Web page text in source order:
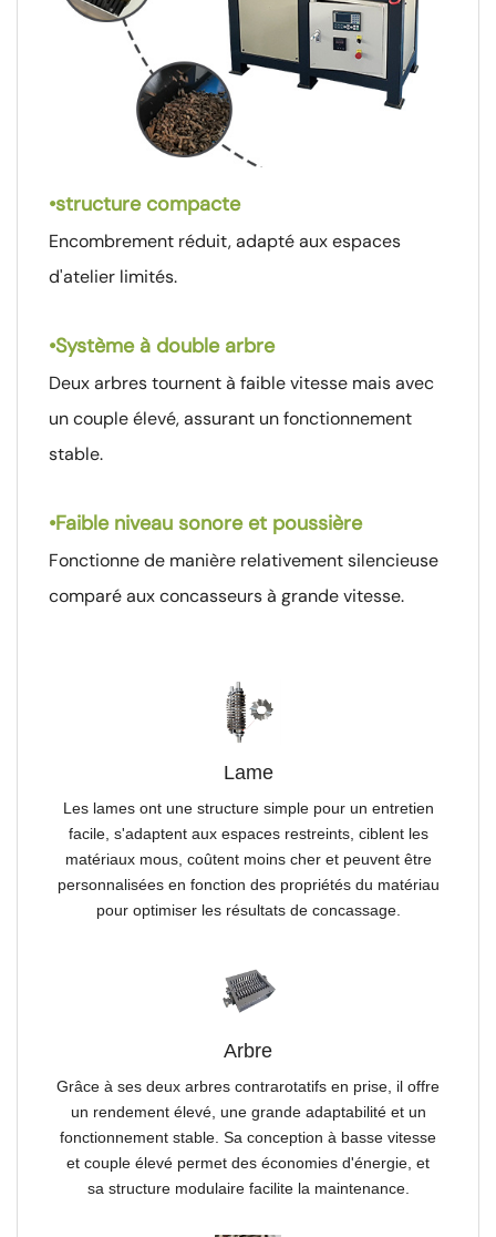
•structure compacte
Encombrement réduit, adapté aux espaces
d'atelier limités.
•Système à double arbre
Deux arbres tournent à faible vitesse mais avec
un couple élevé, assurant un fonctionnement
stable.
•Faible niveau sonore et poussière
Fonctionne de manière relativement silencieuse
comparé aux concasseurs à grande vitesse.
Lame
Les lames ont une structure simple pour un entretien
facile, s'adaptent aux espaces restreints, ciblent les
matériaux mous, coûtent moins cher et peuvent être
personnalisées en fonction des propriétés du matériau
pour optimiser les résultats de concassage.
Arbre
Grâce à ses deux arbres contrarotatifs en prise, il offre
un rendement élevé, une grande adaptabilité et un
fonctionnement stable. Sa conception à basse vitesse
et couple élevé permet des économies d'énergie, et
sa structure modulaire facilite la maintenance.